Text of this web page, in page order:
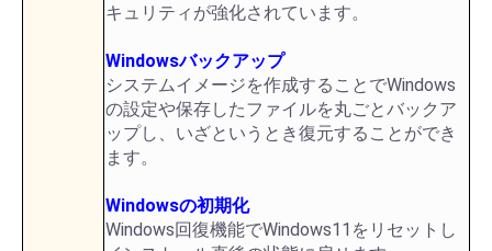
キュリティが強化されています。
Windowsバックアップ
システムイメージを作成することでWindows
の設定や保存したファイルを丸ごとバックア
ップし、いざというとき復元することができ
ます。
Windowsの初期化
Windows回復機能でWindows11をリセットし